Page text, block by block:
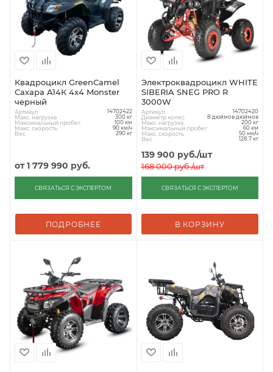
Квадроцикл GreenCamel
Сахара A14К 4x4 Monster
черный
Артикул 14702422
Макс. нагрузка 300 кг
Максимальный пробег 100 км
Макс. скорость 90 км/ч
Вес 290 кг
от1 779 990 руб.
СВЯЗАТЬСЯ С ЭКСПЕРТОМ
ПОДРОБНЕЕ
Электроквадроцикл WHITE
SIBERIA SNEG PRO R
3000W
Артикул 14702420
Диаметр колес 8 дюймов дюймов
Макс. нагрузка 200 кг
Максимальный пробег 60 км
Макс. скорость 50 км/ч
Вес 128.7 кг
139 900 руб./шт
168 000руб./шт
СВЯЗАТЬСЯ С ЭКСПЕРТОМ
В КОРЗИНУ